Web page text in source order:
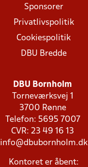
Sponsorer
Privatlivspolitik
Cookiespolitik
DBU Bredde
DBU Bornholm
Torneværksvej 1
3700 Rønne
Telefon: 5695 7007
CVR: 23 49 16 13
info@dbubornholm.dk
Kontoret er åbent: